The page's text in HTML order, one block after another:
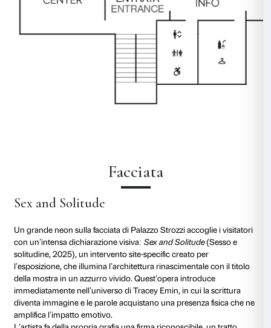
Recentemente ha inaugurato a Margate i Tracey
(TKE) Studios, un progetto di residenze d’artista
sovvenzionato da lei, che include anche la Tracey
Residency (TEAR), un programma gratuito di
Nel 2024 è stata insignita del titolo di “Dame”